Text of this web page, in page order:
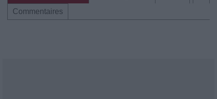
Commentaires